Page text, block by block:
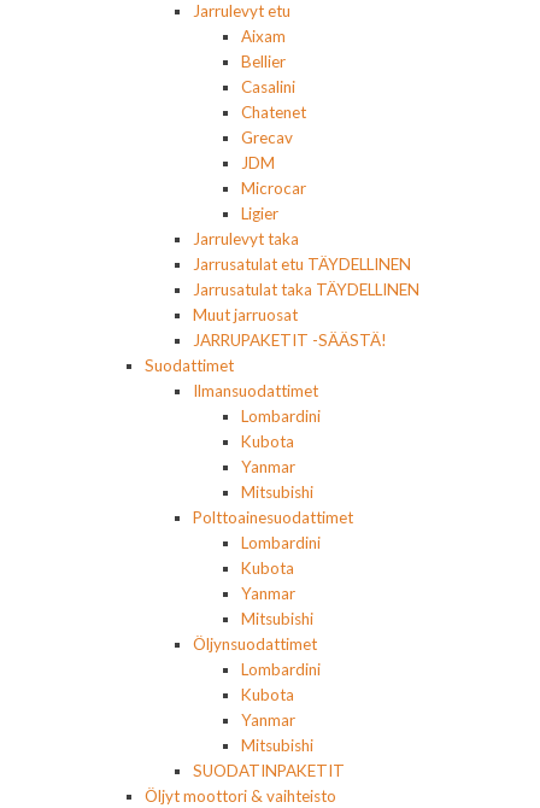
Jarrulevyt etu
Aixam
Bellier
Casalini
Chatenet
Grecav
JDM
Microcar
Ligier
Jarrulevyt taka
Jarrusatulat etu TÄYDELLINEN
Jarrusatulat taka TÄYDELLINEN
Muut jarruosat
JARRUPAKETIT -SÄÄSTÄ!
Suodattimet
Ilmansuodattimet
Lombardini
Kubota
Yanmar
Mitsubishi
Polttoainesuodattimet
Lombardini
Kubota
Yanmar
Mitsubishi
Öljynsuodattimet
Lombardini
Kubota
Yanmar
Mitsubishi
SUODATINPAKETIT
Öljyt moottori & vaihteisto